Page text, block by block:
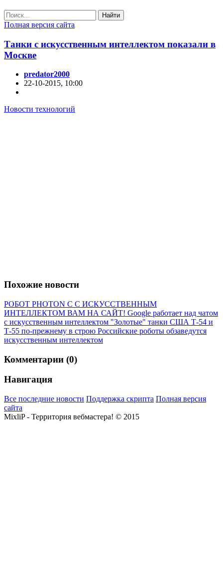
Найти
Полная версия сайта
Танки с искусственным интеллектом показали в
Москве
predator2000
22-10-2015, 10:00
Новости технологий
Похожие новости
РОБОТ PHOTON С С ИСКУССТВЕННЫМ
ИНТЕЛЛЕКТОМ ВАМ НА САЙТ! Google работает над чатом
с искусственным интеллектом "Золотые" танки США Т-54 и
Т-55 по-прежнему в строю Российские роботы обзаведутся
искусственным интеллектом
Комментарии (0)
Навигация
Все последние новости Поддержка скрипта Полная версия
сайта
MixliP - Территория вебмастера! © 2015